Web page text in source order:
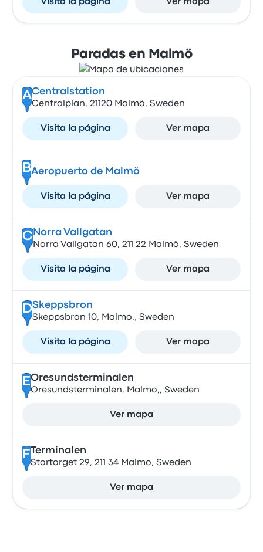
Visita la página Ver mapa
Paradas en Malmö
ACentralstation
Centralplan, 21120 Malmö, Sweden
Visita la página Ver mapa
BAeropuerto de Malmö
Visita la página Ver mapa
CNorra Vallgatan
Norra Vallgatan 60, 211 22 Malmö, Sweden
Visita la página Ver mapa
DSkeppsbron
Skeppsbron 10, Malmo,, Sweden
Visita la página Ver mapa
EOresundsterminalen
Oresundsterminalen, Malmo,, Sweden
Ver mapa
F Terminalen
Stortorget 29, 211 34 Malmo, Sweden
Ver mapa